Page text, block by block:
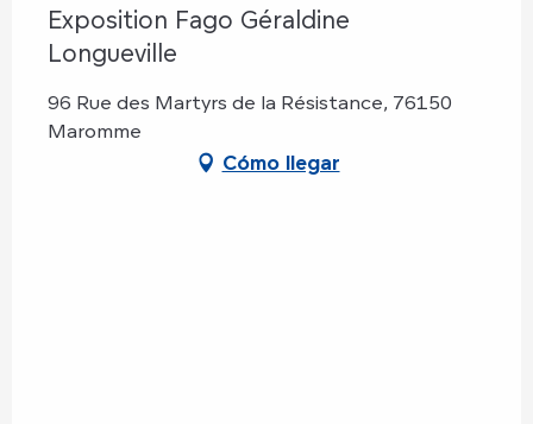
Exposition Fago Géraldine
Longueville
96 Rue des Martyrs de la Résistance, 76150
Maromme
Cómo llegar